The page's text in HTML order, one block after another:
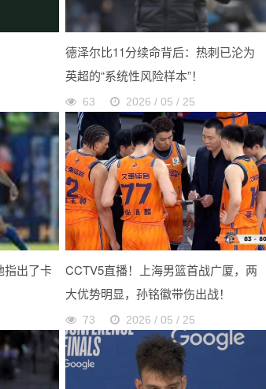
德泽尔比11分续命背后：热刺已沦为
英超的“系统性风险样本”！
63 2026 / 05 / 25
指出了卡
CCTV5直播！上海男篮首战广厦，两
大优势明显，孙铭徽带伤出战！
73 2026 / 05 / 25